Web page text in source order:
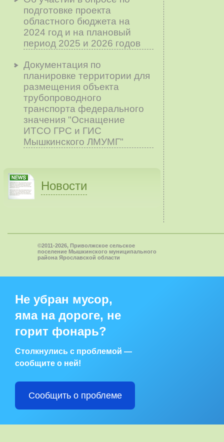
подготовке проекта
областного бюджета на
2024 год и на плановый
период 2025 и 2026 годов
Документация по
планировке территории для
размещения объекта
трубопроводного
транспорта федерального
значения "Оснащение
ИТСО ГРС и ГИС
Мышкинского ЛМУМГ"
Новости
©2011-2026, Приволжское сельское
поселение Мышкинского муниципального
района Ярославской области
Не убран мусор,
яма на дороге, не
горит фонарь?
Столкнулись с проблемой —
сообщите о ней!
Сообщить о проблеме